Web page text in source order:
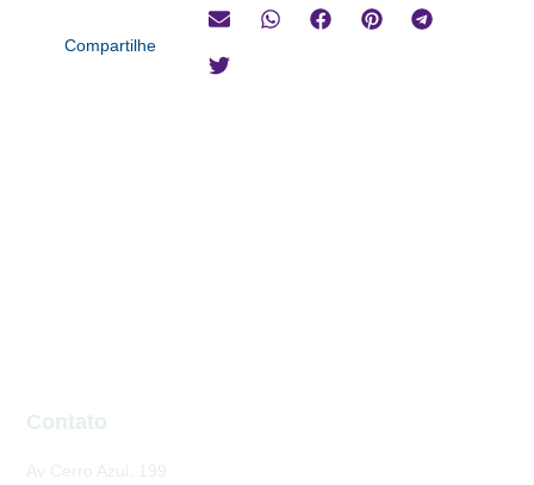
Compartilhe
Contato
Av Cerro Azul, 199